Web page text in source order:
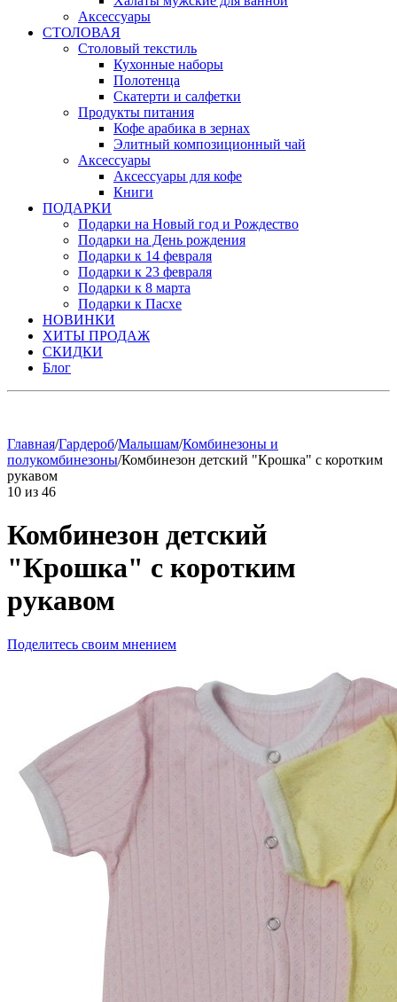
Аксессуары
СТОЛОВАЯ
Столовый текстиль
Кухонные наборы
Полотенца
Скатерти и салфетки
Продукты питания
Кофе арабика в зернах
Элитный композиционный чай
Аксессуары
Аксессуары для кофе
Книги
ПОДАРКИ
Подарки на Новый год и Рождество
Подарки на День рождения
Подарки к 14 февраля
Подарки к 23 февраля
Подарки к 8 марта
Подарки к Пасхе
НОВИНКИ
ХИТЫ ПРОДАЖ
СКИДКИ
Блог
Главная/Гардероб/Малышам/Комбинезоны и
полукомбинезоны/Комбинезон детский "Крошка" с коротким
рукавом
10 из 46
Комбинезон детский
"Крошка" с коротким
рукавом
Поделитесь своим мнением